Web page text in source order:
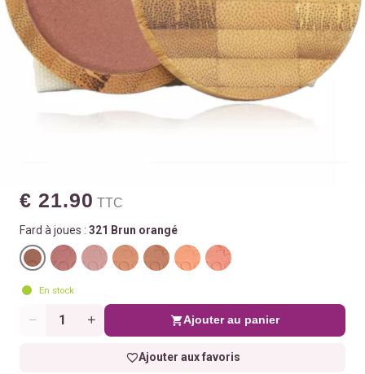
€ 21.90 TTC
Fard à joues : 321 Brun orangé
En stock
Quantité Ajouter au panier
Ajouter aux favoris